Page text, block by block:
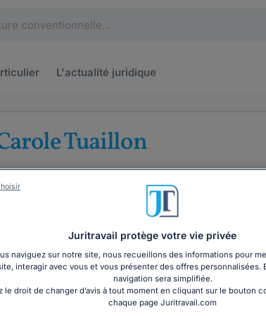
L'actualité juridique
Tuaillon
de Grasse
Droit commercial
COORDONNÉES
Juritravail protège votre vie privée
naviguez sur notre site, nous recueillons des informations pour
interagir avec vous et vous présenter des offres personnalisées.
navigation sera simplifiée.
le droit de changer d’avis à tout moment en cliquant sur le bouton
chaque page Juritravail.com